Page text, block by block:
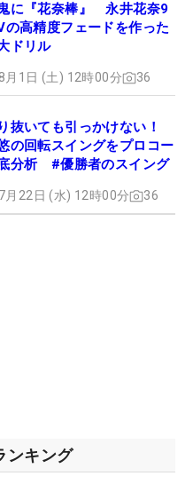
に『花奈棒』 永井花奈9
の高精度フェードを作った
ドリル
月1日 (土) 12時00分 36
抜いても引っかけない！
の回転スイングをプロコー
分析 #優勝者のスイング
月22日 (水) 12時00分 36
ンキング